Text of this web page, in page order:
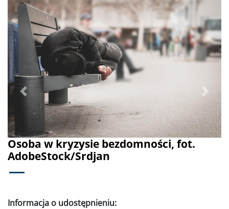
Osoba w kryzysie bezdomności, fot.
AdobeStock/Srdjan
Poprzednie Dalej
Informacja o udostępnieniu: